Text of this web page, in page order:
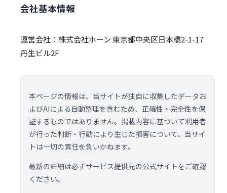
会社基本情報
運営会社：株式会社ホーン 東京都中央区日本橋2-1-17
丹生ビル2F
本ページの情報は、当サイトが独自に収集したデータお
よびAIによる自動整理を含むため、正確性・完全性を保
証するものではありません。掲載内容に基づいて利用者
が行った判断・行動により生じた損害について、当サイ
トは一切の責任を負いかねます。
最新の詳細は必ずサービス提供元の公式サイトをご確認
ください。